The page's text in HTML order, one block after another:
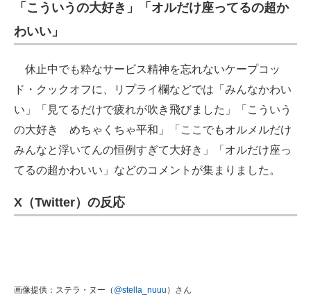
「こういうの大好き」「オルだけ座ってるの超か
わいい」
休止中でも粋なサービス精神を忘れないケープコッ
ド・クックオフに、リプライ欄などでは「みんなかわい
い」「見てるだけで疲れが吹き飛びました」「こういう
の大好き めちゃくちゃ平和」「ここでもオルメルだけ
みんなと浮いてんの恒例すぎて大好き」「オルだけ座っ
てるの超かわいい」などのコメントが集まりました。
X（Twitter）の反応
画像提供：ステラ・ヌー（ @stella_nuuu ）さん